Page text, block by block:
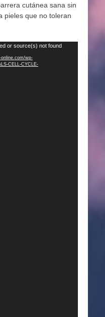
cutánea sana sin
pieles que no toleran
or source(s) not found
wp-
CELL-CYCLE-